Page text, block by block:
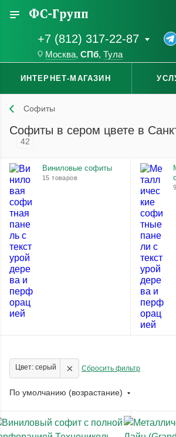
+7 (812) 317-22-87
Москва, СПб, Тула
ИНТЕРНЕТ-МАГАЗИН
Софиты
Софиты в сером цвете в
42
Виниловые софиты
15 товаров
Цвет: серый × Сбросить фильтр
По умолчанию (возрастание)